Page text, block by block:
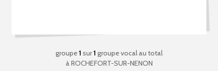
groupe1 sur1 groupe vocal au total
à ROCHEFORT-SUR-NENON